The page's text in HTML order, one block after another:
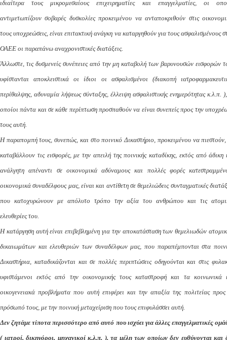
ιδιαίτερα τους μικρομεσαίους επιχειρηματίες και επαγγελματίες, οι
αντιμετωπίζουν σοβαρές δυσκολίες προκειμένου να ανταποκριθούν στις
τους υποχρεώσεις, είναι επιτακτική ανάγκη να καταργηθούν για τους ασφαλισμένους
ΟΑΕΕ οι παραπάνω αναχρονιστικές διατάξεις.
Άλλωστε, τις δυσμενείς συνέπειες από την μη καταβολή των βαρυνουσών εισφορών
υφίστανται αποκλειστικά οι ίδιοι οι ασφαλισμένοι (διακοπή
περίθαλψης, αδυναμία λήψεως σύνταξης, έλλειψη ασφαλιστικής ενημερότητας κ.λ.π.
οποίοι πάντα και σε κάθε περίπτωση προσπαθούν να είναι συνεπείς προς την
τους αυτή.
Η παραπομπή τους, συνεπώς, και στο ποινικό Δικαστήριο, προκειμένου να
καταβάλλουν τις εισφορές, με την απειλή της ποινικής καταδίκης, εκτός από άδικη
ανάλγητη απέναντι σε οικονομικά αδύναμους και πολλές φορές
οικονομικά συναδέλφους μας, είναι και αντίθετη σε θεμελιώδεις συνταγματικές
που κατοχυρώνουν με απόλυτο τρόπο την αξία του ανθρώπου και τις
ελευθερίες του.
Η κατάργηση αυτή είναι επιβεβλημένη για την αποκατάσταση των θεμελιωδών
δικαιωμάτων και ελευθεριών των συναδέλφων μας, που παραπέμπονται στα
Δικαστήρια, καταδικάζονται και σε πολλές περιπτώσεις οδηγούνται και στις
υφιστάμενοι εκτός από την οικονομικής τους καταστροφή και τα κοινωνικά
οικογενειακά προβλήματα που αυτή επιφέρει και την απαξία της πολιτείας
πρόσωπό τους, με την ποινική μεταχείριση που τους επιφυλάσσει αυτή.
Δεν ζητάμε τίποτα περισσότερο από αυτό που ισχύει για άλλες επαγγελματικές
( ιατροί, δικηγόροι, μηχανικοί κ.λ.π. ), τα μέλη των οποίων δεν ευθύνονται και